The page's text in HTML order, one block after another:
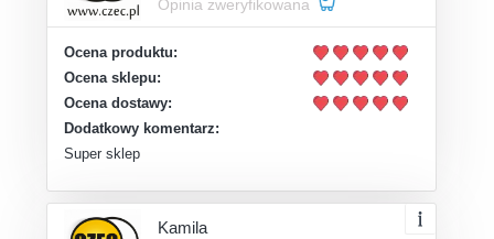
Opinia zweryfikowana
Ocena produktu:
Ocena sklepu:
Ocena dostawy:
Dodatkowy komentarz:
Super sklep
Kamila